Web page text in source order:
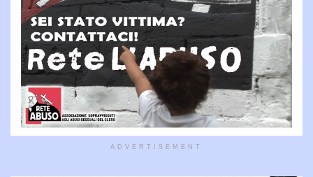
ADVERTISEMENT